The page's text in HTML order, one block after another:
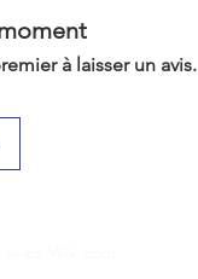
à laisser un avis.